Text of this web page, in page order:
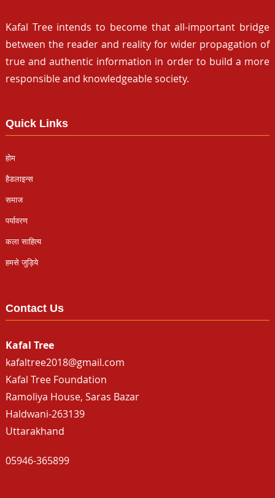
Kafal Tree intends to become that all-important bridge
between the reader and reality for wider propagation of
true and authentic information in order to build a more
responsible and knowledgeable society.
Quick Links
होम
हैडलाइन्स
समाज
पर्यावरण
कला साहित्य
हमसे जुड़िये
Contact Us
Kafal Tree
kafaltree2018@gmail.com
Kafal Tree Foundation
Ramoliya House, Saras Bazar
Haldwani-263139
Uttarakhand
05946-365899